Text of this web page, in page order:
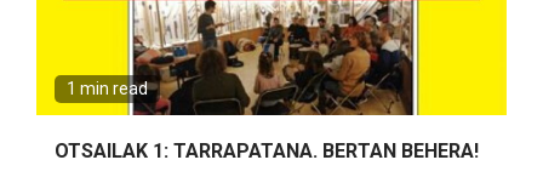
1 min read
OTSAILAK 1: TARRAPATANA. BERTAN BEHERA!